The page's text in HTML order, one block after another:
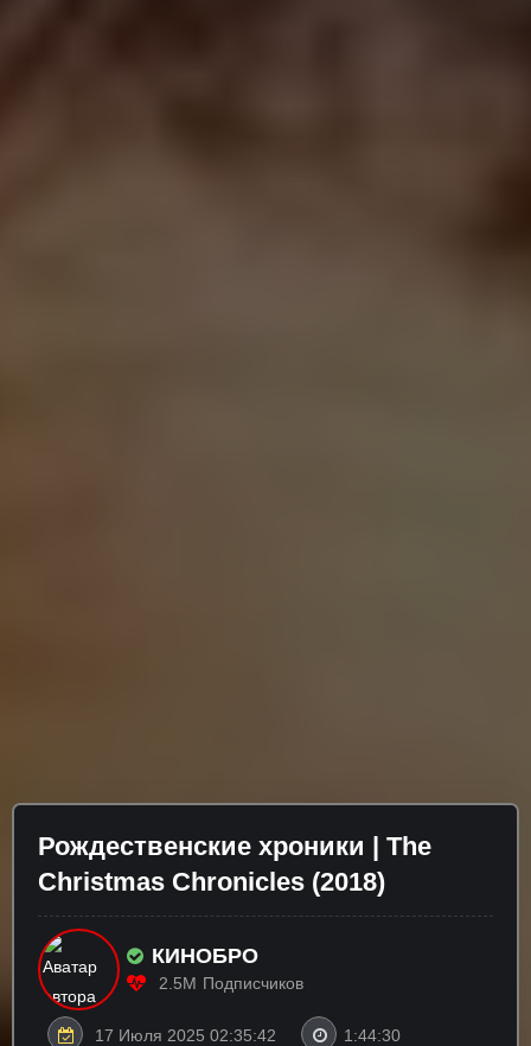
Рождественские хроники | The
Christmas Chronicles (2018)
КИНОБРО
2.5M Подписчиков
17 Июля 2025 02:35:42 1:44:30